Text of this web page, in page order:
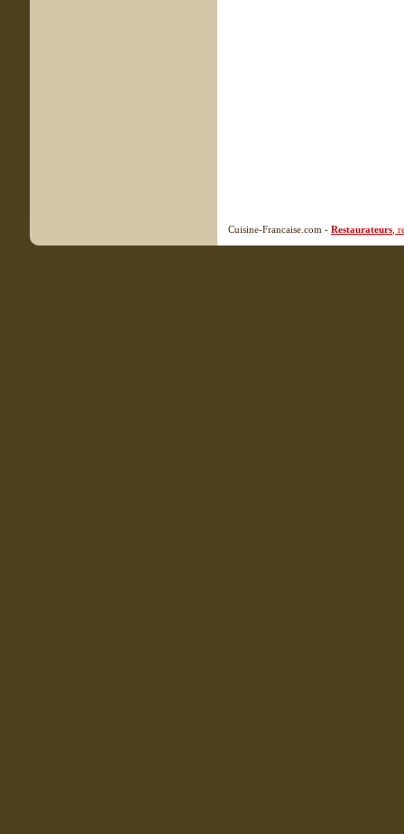
Cuisine-Francaise.com - Restaurateurs ,